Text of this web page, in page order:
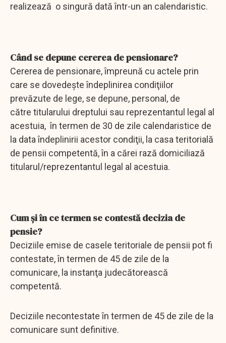
realizează o singură dată într-un an calendaristic.
Când se depune cererea de pensionare?
Cererea de pensionare, împreună cu actele prin
care se dovedeşte îndeplinirea condiţiilor
prevăzute de lege, se depune, personal, de
către titularului dreptului sau reprezentantul legal al
acestuia, în termen de 30 de zile calendaristice de
la data îndeplinirii acestor condiţii, la casa teritorială
de pensii competentă, în a cărei rază domiciliază
titularul/reprezentantul legal al acestuia.
Cum și în ce termen se contestă decizia de
pensie?
Deciziile emise de casele teritoriale de pensii pot fi
contestate, în termen de 45 de zile de la
comunicare, la instanţa judecătorească
competentă.
Deciziile necontestate în termen de 45 de zile de la
comunicare sunt definitive.